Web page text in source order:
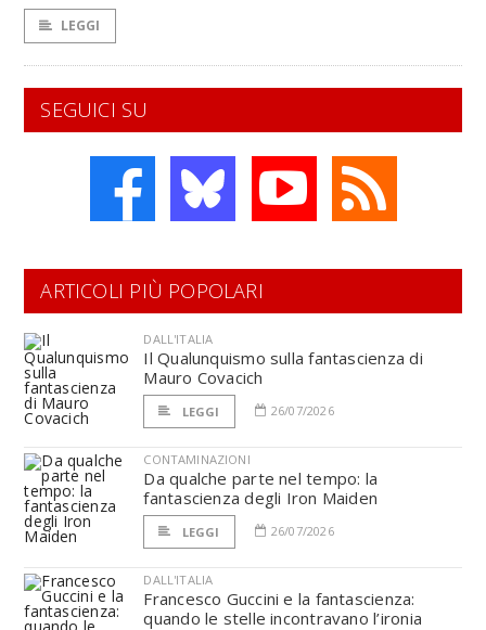
LEGGI
SEGUICI SU
ARTICOLI PIÙ POPOLARI
DALL'ITALIA
Il Qualunquismo sulla fantascienza di
Mauro Covacich
LEGGI 26/07/2026
CONTAMINAZIONI
Da qualche parte nel tempo: la
fantascienza degli Iron Maiden
LEGGI 26/07/2026
DALL'ITALIA
Francesco Guccini e la fantascienza:
quando le stelle incontravano l’ironia